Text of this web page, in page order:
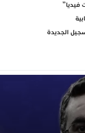
فيديا”
الجديدة